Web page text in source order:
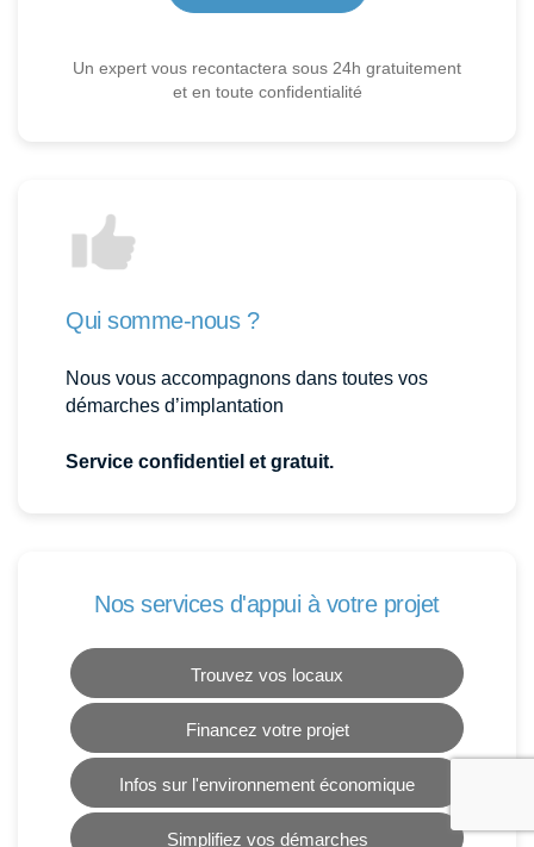
Un expert vous recontactera sous 24h gratuitement
et en toute confidentialité
Qui somme-nous ?
Nous vous accompagnons dans toutes vos
démarches d’implantation
Service confidentiel et gratuit.
Nos services d'appui à votre projet
Trouvez vos locaux
Financez votre projet
Infos sur l'environnement économique
Simplifiez vos démarches